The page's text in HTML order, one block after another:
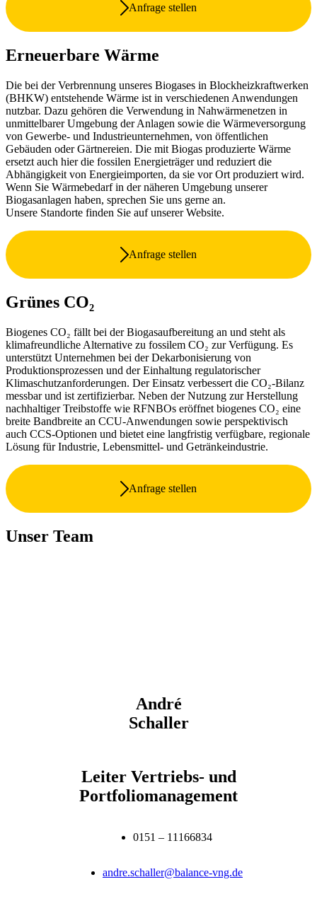
Anfrage stellen
Erneuerbare Wärme
Die bei der Verbrennung unseres Biogases in Blockheizkraftwerken
(BHKW) entstehende Wärme ist in verschiedenen Anwendungen
nutzbar. Dazu gehören die Verwendung in Nahwärmenetzen in
unmittelbarer Umgebung der Anlagen sowie die Wärmeversorgung
von Gewerbe- und Industrieunternehmen, von öffentlichen
Gebäuden oder Gärtnereien. Die mit Biogas produzierte Wärme
ersetzt auch hier die fossilen Energieträger und reduziert die
Abhängigkeit von Energieimporten, da sie vor Ort produziert wird.
Wenn Sie Wärmebedarf in der näheren Umgebung unserer
Biogasanlagen haben, sprechen Sie uns gerne an.
Unsere Standorte finden Sie auf unserer Website.
Anfrage stellen
Grünes CO₂
Biogenes CO₂ fällt bei der Biogasaufbereitung an und steht als
klimafreundliche Alternative zu fossilem CO₂ zur Verfügung. Es
unterstützt Unternehmen bei der Dekarbonisierung von
Produktionsprozessen und der Einhaltung regulatorischer
Klimaschutzanforderungen. Der Einsatz verbessert die CO₂-Bilanz
messbar und ist zertifizierbar. Neben der Nutzung zur Herstellung
nachhaltiger Treibstoffe wie RFNBOs eröffnet biogenes CO₂ eine
breite Bandbreite an CCU-Anwendungen sowie perspektivisch
auch CCS-Optionen und bietet eine langfristig verfügbare, regionale
Lösung für Industrie, Lebensmittel- und Getränkeindustrie.
Anfrage stellen
Unser Team
André
Schaller
Leiter Vertriebs- und
Portfoliomanagement
0151 – 11166834
andre.schaller@balance-vng.de